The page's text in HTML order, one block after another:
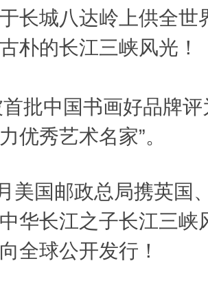
长城八达岭上供全世
朴的长江三峡风光！
批中国书画好品牌
优秀艺术名家”。
美国邮政总局携英国
华长江之子长江三峡
全球公开发行！